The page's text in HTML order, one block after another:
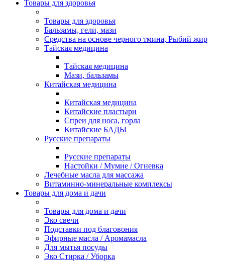
Товары для здоровья
Товары для здоровья
Бальзамы, гели, мази
Средства на основе черного тмина, Рыбий жир
Тайская медицина
Тайская медицина
Мази, бальзамы
Китайская медицина
Китайская медицина
Китайские пластыри
Спреи для носа, горла
Китайские БАДЫ
Русские препараты
Русские препараты
Настойки / Мумие / Огневка
Лечебные масла для массажа
Витаминно-минеральные комплексы
Товары для дома и дачи
Товары для дома и дачи
Эко свечи
Подставки под благовония
Эфирные масла / Аромамасла
Для мытья посуды
Эко Стирка / Уборка